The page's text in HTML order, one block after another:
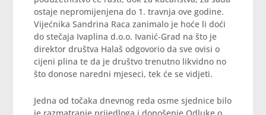
ostaje nepromijenjena do 1. travnja ove godine.
Vijećnika Sandrina Raca zanimalo je hoće li doći
do stečaja Ivaplina d.o.o. Ivanić-Grad na što je
direktor društva Halaš odgovorio da sve ovisi o
cijeni plina te da je društvo trenutno likvidno no
što donose naredni mjeseci, tek će se vidjeti.
Jedna od točaka dnevnog reda osme sjednice bilo